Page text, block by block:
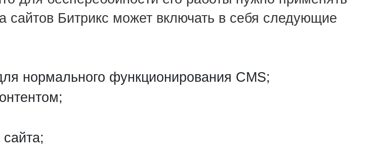
Битрикс может включать в себя следующие
нормального функционирования CMS;